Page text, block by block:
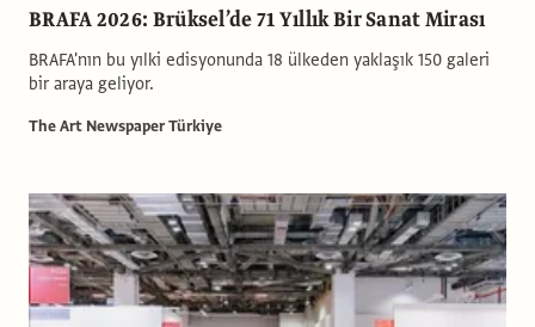
BRAFA 2026: Brüksel’de 71 Yıllık Bir Sanat Mirası
BRAFA'nın bu yılki edisyonunda 18 ülkeden yaklaşık 150 galeri
bir araya geliyor.
The Art Newspaper Türkiye